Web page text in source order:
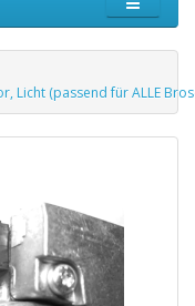
Licht (passend für ALLE